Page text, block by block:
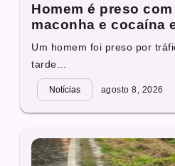
Homem é preso
maconha e cocaína
Um homem foi preso por
tarde...
Notícias agosto 8, 2026